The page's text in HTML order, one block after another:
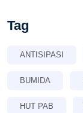
Tag
ANTISIPASI
BUMIDA
HUT PAB